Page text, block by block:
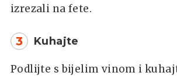
izrezali na fete.
3 Kuhajte
Podlijte s bijelim vinom i